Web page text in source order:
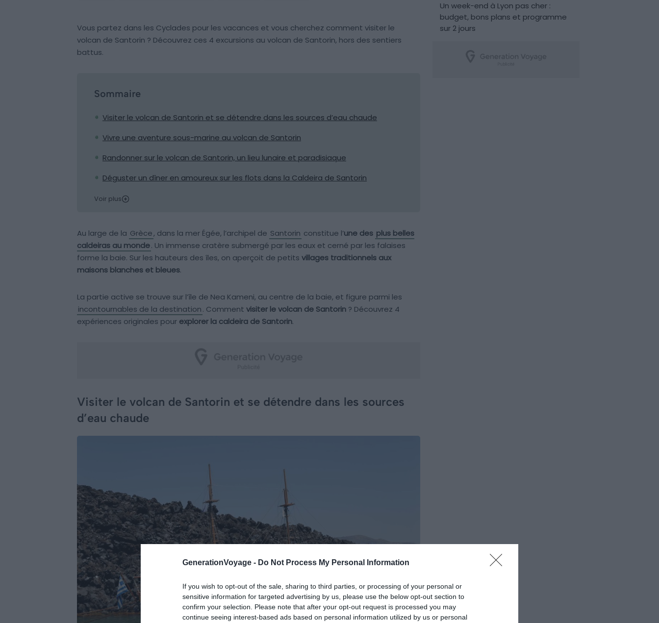
GenerationVoyage - Do Not Process My Personal Information
If you wish to opt-out of the sale, sharing to third parties, or processing of your personal or
sensitive information for targeted advertising by us, please use the below opt-out section to
confirm your selection. Please note that after your opt-out request is processed you may
continue seeing interest-based ads based on personal information utilized by us or personal
Vous partez dans les Cyclades pour les vacances et vous cherchez comment visiter le
volcan de Santorin ? Découvrez ces 4 excursions au volcan de Santorin, hors des sentiers
battus.
Sommaire
Visiter le volcan de Santorin et se détendre dans les sources d’eau chaude
Vivre une aventure sous-marine au volcan de Santorin
Randonner sur le volcan de Santorin, un lieu lunaire et paradisiaque
Déguster un dîner en amoureux sur les flots dans la Caldeira de Santorin
Voir plus
Au large de la Grèce, dans la mer Égée, l’archipel de Santorin constitue l’une des plus belles
caldeiras au monde. Un immense cratère submergé par les eaux et cerné par les falaises
forme la baie. Sur les hauteurs des îles, on aperçoit de petits villages traditionnels aux
maisons blanches et bleues.
La partie active se trouve sur l’île de Nea Kameni, au centre de la baie, et figure parmi les
incontournables de la destination. Comment visiter le volcan de Santorin ? Découvrez 4
expériences originales pour explorer la caldeira de Santorin.
Visiter le volcan de Santorin et se détendre dans les sources
d’eau chaude
Un week-end à Lyon pas cher :
budget, bons plans et programme
sur 2 jours